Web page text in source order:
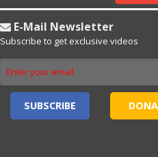
E-Mail Newsletter
Subscribe to get exclusive videos
SUBSCRIBE